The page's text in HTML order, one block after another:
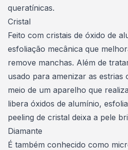
queratínicas.
Cristal
Feito com cristais de óxido de
esfoliação mecânica que
remove manchas. Além de
usado para amenizar as
meio de um aparelho que
libera óxidos de alumínio,
peeling de cristal deixa a pele
Diamante
É também conhecido como